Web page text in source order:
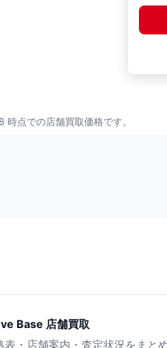
時点での店舗買取価格です。
Base 店舗買取
表・店舗案内・査定状況をまと